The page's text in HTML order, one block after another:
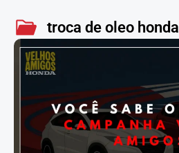
troca de oleo honda